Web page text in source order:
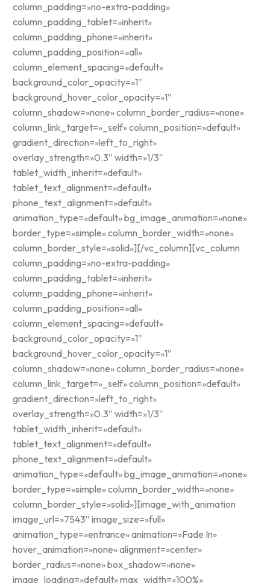
column_padding=»no-extra-padding»
column_padding_tablet=»inherit»
column_padding_phone=»inherit»
column_padding_position=»all»
column_element_spacing=»default»
background_color_opacity=»1″
background_hover_color_opacity=»1″
column_shadow=»none» column_border_radius=»none»
column_link_target=»_self» column_position=»default»
gradient_direction=»left_to_right»
overlay_strength=»0.3″ width=»1/3″
tablet_width_inherit=»default»
tablet_text_alignment=»default»
phone_text_alignment=»default»
animation_type=»default» bg_image_animation=»none»
border_type=»simple» column_border_width=»none»
column_border_style=»solid»][/vc_column][vc_column
column_padding=»no-extra-padding»
column_padding_tablet=»inherit»
column_padding_phone=»inherit»
column_padding_position=»all»
column_element_spacing=»default»
background_color_opacity=»1″
background_hover_color_opacity=»1″
column_shadow=»none» column_border_radius=»none»
column_link_target=»_self» column_position=»default»
gradient_direction=»left_to_right»
overlay_strength=»0.3″ width=»1/3″
tablet_width_inherit=»default»
tablet_text_alignment=»default»
phone_text_alignment=»default»
animation_type=»default» bg_image_animation=»none»
border_type=»simple» column_border_width=»none»
column_border_style=»solid»][image_with_animation
image_url=»7543″ image_size=»full»
animation_type=»entrance» animation=»Fade In»
hover_animation=»none» alignment=»center»
border_radius=»none» box_shadow=»none»
image_loading=»default» max_width=»100%»